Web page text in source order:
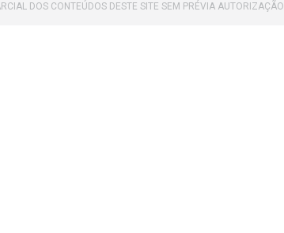
DOS CONTEÚDOS DESTE SITE SEM PRÉVIA AUTORIZAÇÃO